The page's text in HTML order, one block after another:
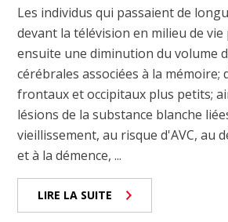
Les individus qui passaient de
devant la télévision en milieu de
ensuite une diminution du volume
cérébrales associées à la mémoire;
frontaux et occipitaux plus petits;
lésions de la substance blanche
vieillissement, au risque d'AVC, au
et à la démence, ...
LIRE LA SUITE